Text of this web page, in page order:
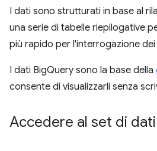
I dati sono strutturati in base al
una serie di tabelle riepilogative
più rapido per l'interrogazione dei
I dati BigQuery sono la base della
consente di visualizzarli senza
Accedere al set di dati